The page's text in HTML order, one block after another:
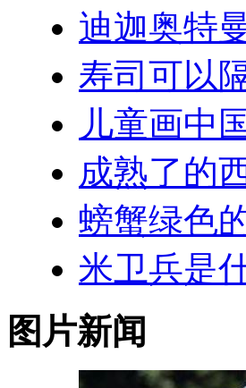
迪迦奥特
寿司可以
儿童画中
成熟了的
螃蟹绿色
米卫兵是
图片新闻